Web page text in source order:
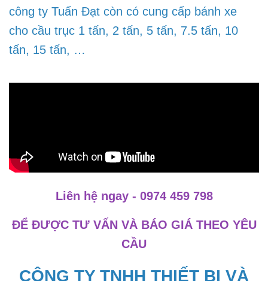
công ty Tuấn Đạt còn có cung cấp bánh xe
cho cầu trục 1 tấn, 2 tấn, 5 tấn, 7.5 tấn, 10
tấn, 15 tấn, …
Liên hệ ngay - 0974 459 798
ĐỂ ĐƯỢC TƯ VẤN VÀ BÁO GIÁ THEO YÊU
CẦU
CÔNG TY TNHH THIẾT BỊ VÀ